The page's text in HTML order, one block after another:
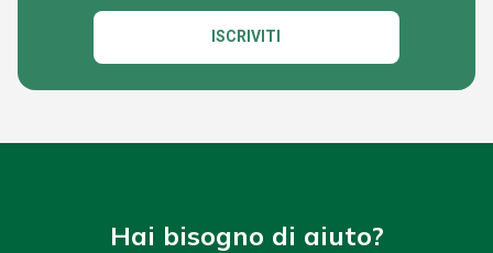
ISCRIVITI
Hai bisogno di aiuto?